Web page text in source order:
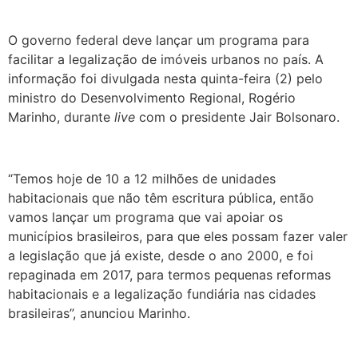
O governo federal deve lançar um programa para
facilitar a legalização de imóveis urbanos no país. A
informação foi divulgada nesta quinta-feira (2) pelo
ministro do Desenvolvimento Regional, Rogério
Marinho, durante live com o presidente Jair Bolsonaro.
“Temos hoje de 10 a 12 milhões de unidades
habitacionais que não têm escritura pública, então
vamos lançar um programa que vai apoiar os
municípios brasileiros, para que eles possam fazer valer
a legislação que já existe, desde o ano 2000, e foi
repaginada em 2017, para termos pequenas reformas
habitacionais e a legalização fundiária nas cidades
brasileiras”, anunciou Marinho.